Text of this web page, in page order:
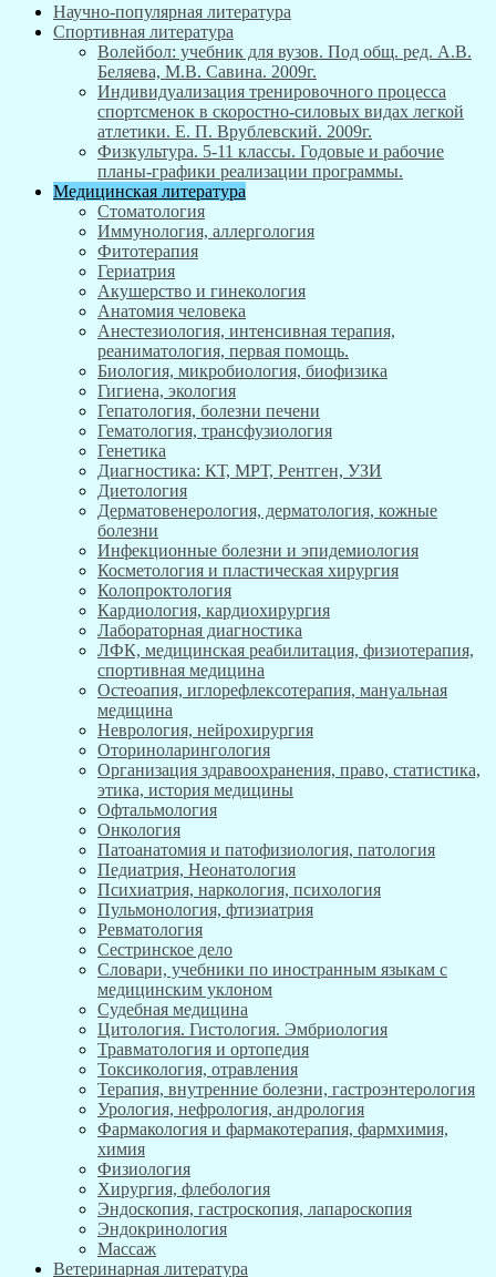
Научно-популярная литература
Спортивная литература
Волейбол: учебник для вузов. Под общ. ред. А.В.
Беляева, М.В. Савина. 2009г.
Индивидуализация тренировочного процесса
спортсменок в скоростно-силовых видах легкой
атлетики. Е. П. Врублевский. 2009г.
Физкультура. 5-11 классы. Годовые и рабочие
планы-графики реализации программы.
Медицинская литература
Стоматология
Иммунология, аллергология
Фитотерапия
Гериатрия
Акушерство и гинекология
Анатомия человека
Анестезиология, интенсивная терапия,
реаниматология, первая помощь.
Биология, микробиология, биофизика
Гигиена, экология
Гепатология, болезни печени
Гематология, трансфузиология
Генетика
Диагностика: КТ, МРТ, Рентген, УЗИ
Диетология
Дерматовенерология, дерматология, кожные
болезни
Инфекционные болезни и эпидемиология
Косметология и пластическая хирургия
Колопроктология
Кардиология, кардиохирургия
Лабораторная диагностика
ЛФК, медицинская реабилитация, физиотерапия,
спортивная медицина
Остеоапия, иглорефлексотерапия, мануальная
медицина
Неврология, нейрохирургия
Оториноларингология
Организация здравоохранения, право, статистика,
этика, история медицины
Офтальмология
Онкология
Патоанатомия и патофизиология, патология
Педиатрия, Неонатология
Психиатрия, наркология, психология
Пульмонология, фтизиатрия
Ревматология
Сестринское дело
Словари, учебники по иностранным языкам с
медицинским уклоном
Судебная медицина
Цитология. Гистология. Эмбриология
Травматология и ортопедия
Токсикология, отравления
Терапия, внутренние болезни, гастроэнтерология
Урология, нефрология, андрология
Фармакология и фармакотерапия, фармхимия,
химия
Физиология
Хирургия, флебология
Эндоскопия, гастроскопия, лапароскопия
Эндокринология
Массаж
Ветеринарная литература